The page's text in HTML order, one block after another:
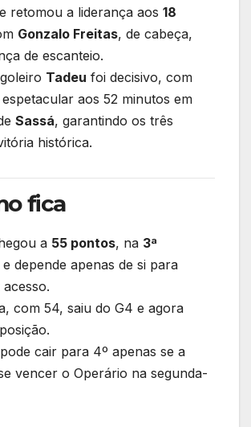
retomou a liderança aos 18
Gonzalo Freitas, de cabeça,
de escanteio.
Tadeu foi decisivo, com
aos 52 minutos em
Sassá, garantindo os três
histórica.
fica
a 55 pontos, na 3ª
e depende apenas de si para
com 54, saiu do G4 e agora
cair para 4º apenas se a
vencer o Operário na segunda-